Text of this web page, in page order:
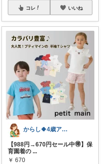
コレ いいね
からし🍀4歳アレっ子育児&知育
【988円→670円セール中🉐】保
育園着の ...
￥ 670